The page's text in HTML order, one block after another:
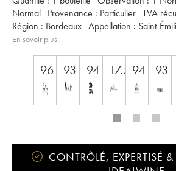
Normal
Provenance : particulier TVA
Région :
Bordeaux Appellation :
Saint-
Propriétaire :
En savoir plus...
96 93 94 17.5 94 93
CONTRÔLÉ, EXPERTISÉ &